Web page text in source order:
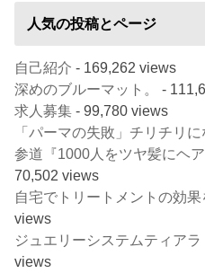
人気の投稿とページ
自己紹介 - 169,262 views
深めのブルーマット。
-
求人募集 - 99,780 views
「パーマの失敗」チリチリ
参道『1000人をツヤ髪にヘ
70,502 views
自宅でトリートメントの効
views
ジュエリーシステムティア
views